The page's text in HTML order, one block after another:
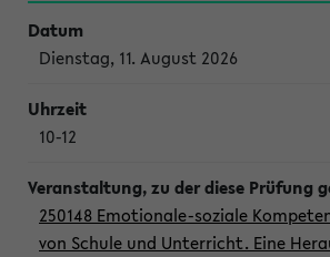
Dienstag, 11. August 2026
10-12
250148 Emotionale-soziale
von Schule und Unterricht. Eine